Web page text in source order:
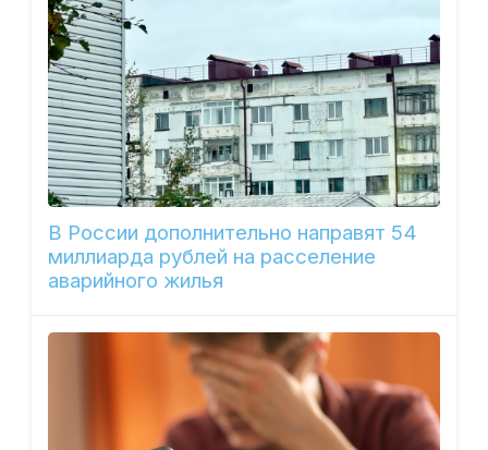
В России дополнительно направят 54
миллиарда рублей на расселение
аварийного жилья